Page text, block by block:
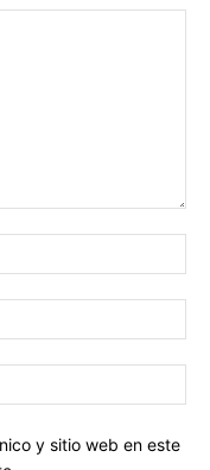
y sitio web en este